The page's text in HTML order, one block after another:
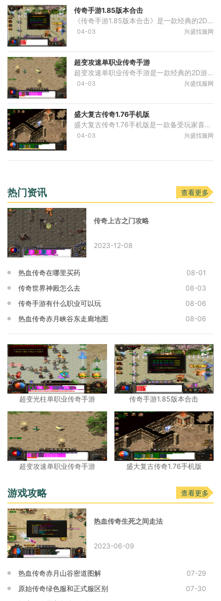
传奇手游1.85版本合击
《传奇手游1.85版本合击》是一款经典的2D游戏，在角色扮演的基础上融入了万人在线和玩家互动的要素。游戏中有丰富多样的技能系统、VIP福利、装备套装、4PK系统和挑战强大的boss，让
04-03 兴盛找服网
超变攻速单职业传奇手游
超变攻速单职业传奇手游是一款经典的2D游戏，以角色扮演为主题，让玩家享受万人在线的体验，与其他玩家进行互动。游戏中有丰富的强化装备系统、剧情任务、地图传送NPC、装备强化
04-03 兴盛找服网
盛大复古传奇1.76手机版
盛大复古传奇1.76手机版是一款备受玩家喜爱的经典角色扮演类2D游戏。作为传奇游戏的新开传奇之一，该游戏凭借其精彩的玩法和创新的互动方式，在众多手机游戏中脱颖而出，吸引了
04-03 兴盛找服网
热门资讯 查看更多
传奇上古之门攻略
2023-12-08
热血传奇在哪里买药
08-01
传奇世界神殿怎么去
08-03
传奇手游有什么职业可以玩
08-06
热血传奇赤月峡谷东走廊地图
08-06
超变光柱单职业传奇手游 传奇手游1.85版本合击
超变攻速单职业传奇手游 盛大复古传奇1.76手机版
游戏攻略 查看更多
热血传奇生死之间走法
2023-06-09
热血传奇赤月山谷密道图解
07-29
原始传奇绿色服和正式服区别
07-30